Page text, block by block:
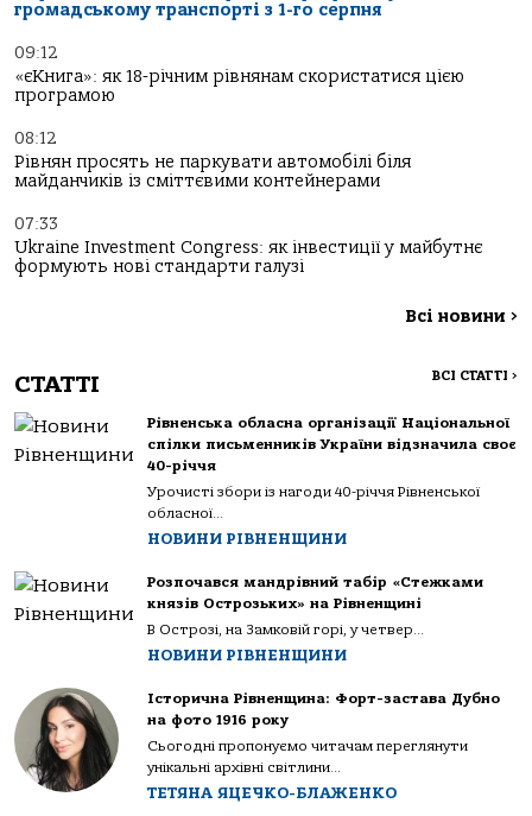
громадському транспорті з 1-го серпня
09:12
«єКнига»: як 18-річним рівнянам скористатися цією
програмою
08:12
Рівнян просять не паркувати автомобілі біля
майданчиків із сміттєвими контейнерами
07:33
Ukraine Investment Congress: як інвестиції у майбутнє
формують нові стандарти галузі
Всі новини >
СТАТТІ ВСІ СТАТТІ >
Рівненська обласна організації Національної
спілки письменників України відзначила своє
40-річчя
Урочисті збори із нагоди 40-річчя Рівненської
обласної...
НОВИНИ РІВНЕНЩИНИ
Розпочався мандрівний табір «Стежками
князів Острозьких» на Рівненщині
В Острозі, на Замковій горі, у четвер...
НОВИНИ РІВНЕНЩИНИ
Історична Рівненщина: Форт-застава Дубно
на фото 1916 року
Сьогодні пропонуємо читачам переглянути
унікальні архівні світлини...
ТЕТЯНА ЯЦЕЧКО-БЛАЖЕНКО